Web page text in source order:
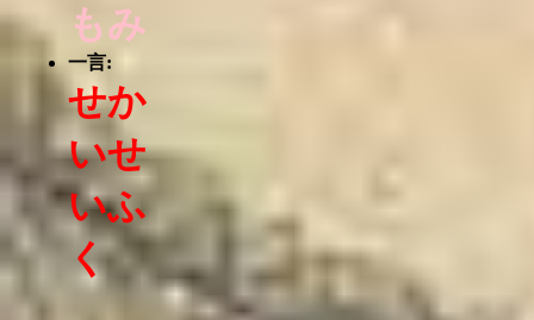
もみ
一言:
せか
いせ
いふ
く